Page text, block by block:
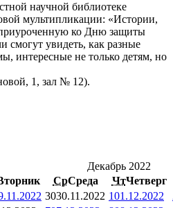
научной библиотеке
мультипликации: «Истории,
ко Дню защиты
смогут увидеть, как разные
интересные не только детям, но
1, зал № 12).
Декабрь 2022
СрСреда ЧтЧетверг
3030.11.2022 101.12.2022